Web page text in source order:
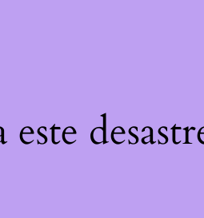
este